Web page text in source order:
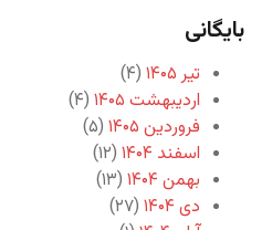
بایگانی
تیر ۱۴۰۵
(۴)
اردیبهشت ۱۴۰۵
(۴)
فروردین ۱۴۰۵
(۵)
اسفند ۱۴۰۴
(۱۲)
بهمن ۱۴۰۴
(۱۳)
دی ۱۴۰۴
(۲۷)